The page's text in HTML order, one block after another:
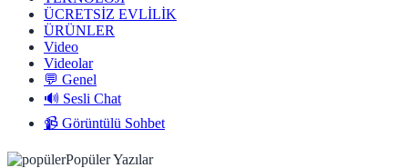
ÜCRETSİZ EVLİLİK
ÜRÜNLER
Video
Videolar
💬 Genel
🔊 Sesli Chat
📹 Görüntülü Sohbet
Popüler Yazılar